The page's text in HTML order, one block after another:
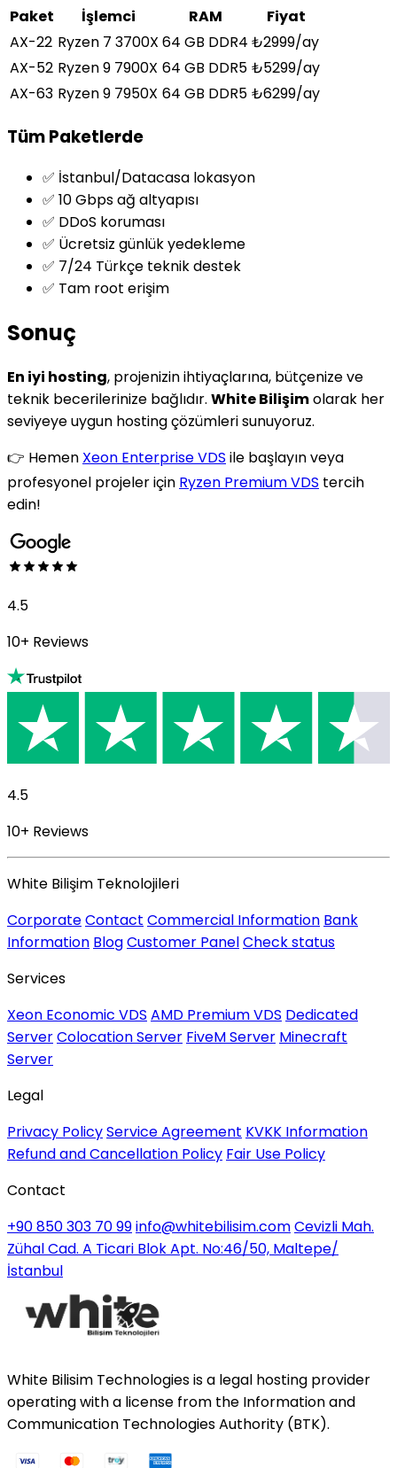
Paket İşlemci RAM
Fiyat
AX-22 Ryzen 7 3700X 64 GB DDR4 ₺2999/ay
AX-52 Ryzen 9 7900X 64 GB DDR5 ₺5299/ay
AX-63 Ryzen 9 7950X 64 GB DDR5 ₺6299/ay
Tüm Paketlerde
✅ İstanbul/Datacasa lokasyon
✅ 10 Gbps ağ altyapısı
✅ DDoS koruması
✅ Ücretsiz günlük yedekleme
✅ 7/24 Türkçe teknik destek
✅ Tam root erişim
Sonuç
En iyi hosting, projenizin ihtiyaçlarına, bütçenize ve
teknik becerilerinize bağlıdır. White Bilişimolarak her
seviyeye uygun hosting çözümleri sunuyoruz.
👉 Hemen Xeon Enterprise VDS ile başlayın veya
profesyonel projeler için Ryzen Premium VDS tercih
edin!
4.5
10+ Reviews
4.5
10+ Reviews
White Bilişim Teknolojileri
CorporateContact Commercial Information Bank
Information BlogCustomer PanelCheck status
Services
Xeon Economic VDS AMD Premium VDS Dedicated
ServerColocation Server FiveM Server Minecraft
Server
Legal
Privacy PolicyService Agreement KVKK Information
Refund and Cancellation Policy Fair Use Policy
Contact
+90 850 303 70 99info@whitebilisim.comCevizli Mah.
Zühal Cad. A Ticari Blok Apt. No:46/50, Maltepe/
İstanbul
White Bilisim Technologies is a legal hosting provider
operating with a license from the Information and
Communication Technologies Authority (BTK).